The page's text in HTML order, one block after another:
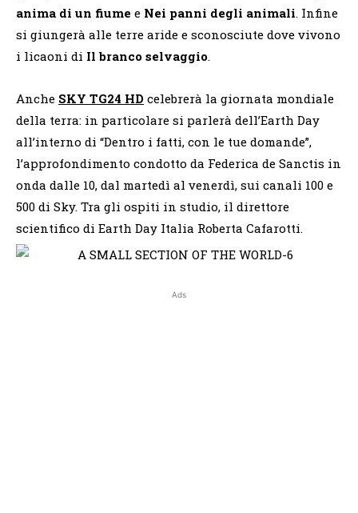
anima di un fiume e Nei panni degli animali. Infine
si giungerà alle terre aride e sconosciute dove vivono
i licaoni di Il branco selvaggio.
Anche SKY TG24 HD celebrerà la giornata mondiale
della terra: in particolare si parlerà dell’Earth Day
all’interno di “Dentro i fatti, con le tue domande”,
l’approfondimento condotto da Federica de Sanctis in
onda dalle 10, dal martedì al venerdì, sui canali 100 e
500 di Sky. Tra gli ospiti in studio, il direttore
scientifico di Earth Day Italia Roberta Cafarotti.
Ads